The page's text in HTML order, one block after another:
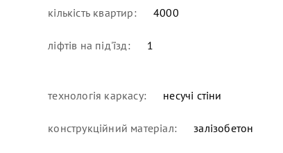
кількість квартир: 4000
ліфтів на під'їзд: 1
технологія каркасу: несучі стіни
конструкційний матеріал: залізобетон